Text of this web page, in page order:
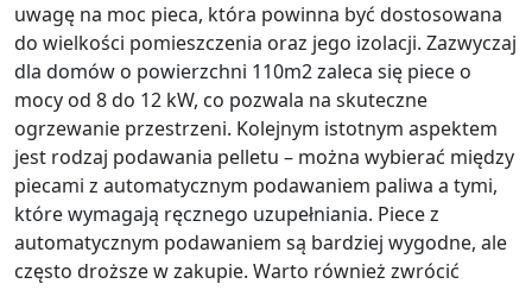
uwagę na moc pieca, która powinna być dostosowana
do wielkości pomieszczenia oraz jego izolacji. Zazwyczaj
dla domów o powierzchni 110m2 zaleca się piece o
mocy od 8 do 12 kW, co pozwala na skuteczne
ogrzewanie przestrzeni. Kolejnym istotnym aspektem
jest rodzaj podawania pelletu – można wybierać między
piecami z automatycznym podawaniem paliwa a tymi,
które wymagają ręcznego uzupełniania. Piece z
automatycznym podawaniem są bardziej wygodne, ale
często droższe w zakupie. Warto również zwrócić